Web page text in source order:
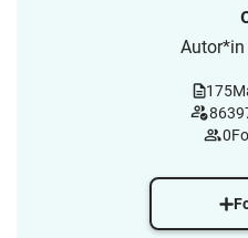
175
0